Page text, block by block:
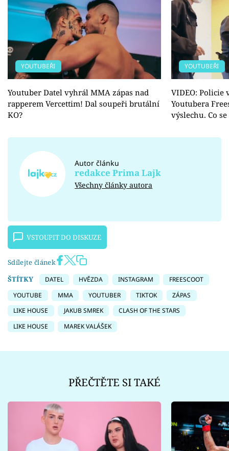
YOUTUBEŘI
Youtuber Datel vyhrál MMA zápas nad
rapperem Vercettim! Dal soupeři brutální
KO?
YOUTUBEŘI
VIDEO: Policie
Youtubera
výslechu. Co
Autor článku
redakce Prima Lajk
Všechny články autora
VSTOUPIT DO DISKUZE
Sdílejte článek
ŠTÍTKY
DATEL HVĚZDA INSTAGRAM
FREESCOOT
YOUTUBE
MMA YOUTUBER TIKTOK
ZÁPAS
LIKE HOUSE
JAKUB SMREK
CLASH OF THE STARS
LIKE HOUSE
MAREK VALÁŠEK
PŘEČTĚTE SI TAKÉ